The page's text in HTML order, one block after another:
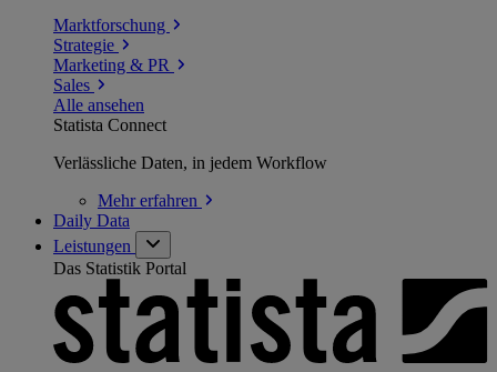
Marktforschung
Strategie
Marketing & PR
Sales
Alle ansehen
Statista Connect
Verlässliche Daten, in jedem Workflow
Mehrerfahren
Daily Data
Leistungen
Das Statistik Portal